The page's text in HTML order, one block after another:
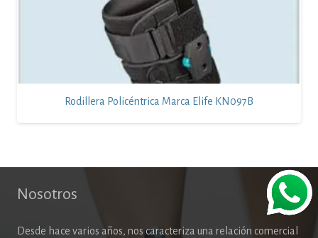
Rodillera Policéntrica Marca Elife KN097B
Nosotros
Desde hace varios años, nos caracteriza una relación comercial